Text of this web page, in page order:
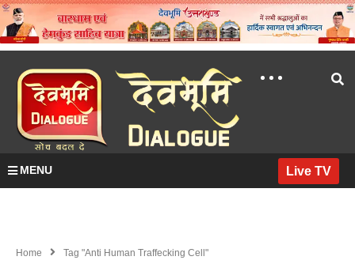
MENU Live TV
Home Tag "anti Human Traffecking Cell"